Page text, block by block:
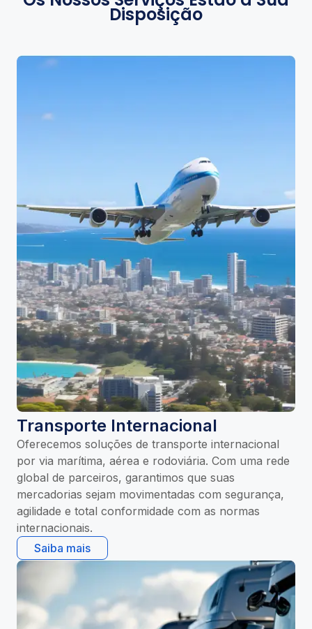
Disposição
Transporte Internacional
Oferecemos soluções de transporte internacional
por via marítima, aérea e rodoviária. Com uma rede
global de parceiros, garantimos que suas
mercadorias sejam movimentadas com segurança,
agilidade e total conformidade com as normas
internacionais.
Saiba mais